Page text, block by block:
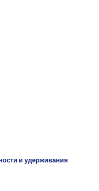
и удерживания